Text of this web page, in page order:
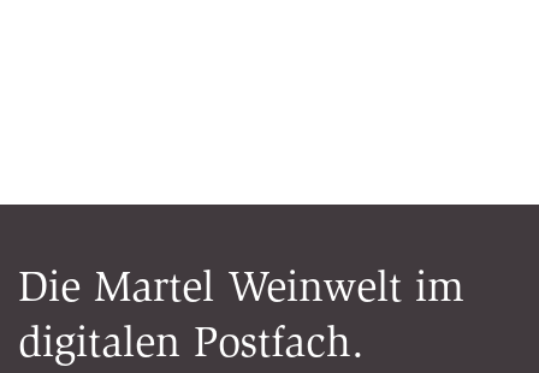
Die Martel Weinwelt im
digitalen Postfach.